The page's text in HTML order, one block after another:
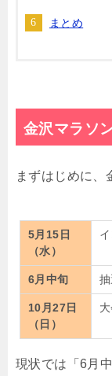
まとめ
金沢マラソ
まずはじめに、
5月15日
（水）
6月中旬
10月27日
（日）
現状では「6月